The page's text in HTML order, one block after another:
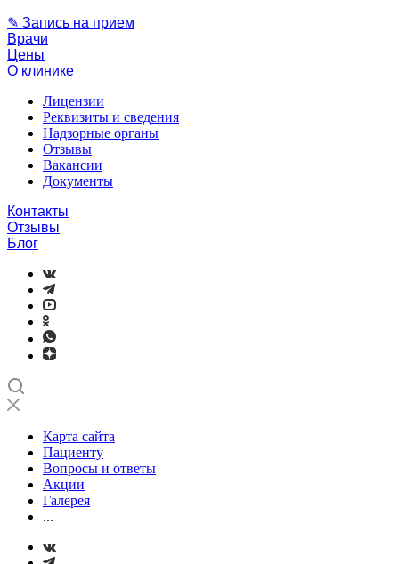
✎ Запись на прием
Врачи
Цены
О клинике
Лицензии
Реквизиты и сведения
Надзорные органы
Отзывы
Вакансии
Документы
Контакты
Отзывы
Блог
Карта сайта
Пациенту
Вопросы и ответы
Акции
Галерея
...